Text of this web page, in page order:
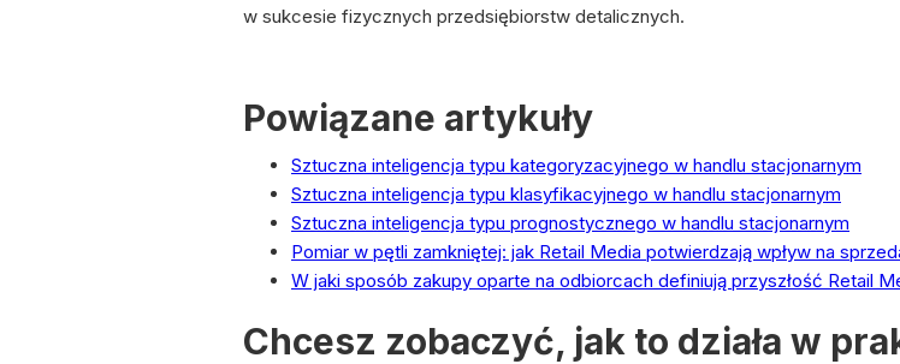
w sukcesie fizycznych przedsiębiorstw detalicznych.
Powiązane artykuły
Sztuczna inteligencja typu kategoryzacyjnego w handlu stacjonarnym
Sztuczna inteligencja typu klasyfikacyjnego w handlu stacjonarnym
Sztuczna inteligencja typu prognostycznego w handlu stacjonarnym
Pomiar w pętli zamkniętej: jak Retail Media potwierdzają wpływ na
W jaki sposób zakupy oparte na odbiorcach definiują przyszłość Retail
Chcesz zobaczyć, jak to działa w